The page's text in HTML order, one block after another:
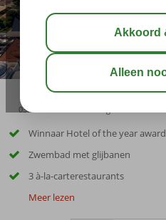
03:45
Winnaar Hotel of the year award
Zwembad met glijbanen
3 à-la-carterestaurants
Meer lezen